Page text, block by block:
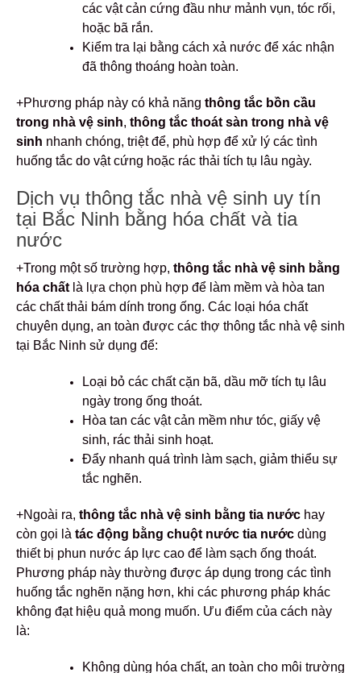
các vật cản cứng đầu như mảnh vụn, tóc rối,
hoặc bã rắn.
Kiểm tra lại bằng cách xả nước để xác nhận
đã thông thoáng hoàn toàn.
+Phương pháp này có khả năng thông tắc bồn cầu
trong nhà vệ sinh, thông tắc thoát sàn trong nhà vệ
sinh nhanh chóng, triệt để, phù hợp để xử lý các tình
huống tắc do vật cứng hoặc rác thải tích tụ lâu ngày.
Dịch vụ thông tắc nhà vệ sinh uy tín
tại Bắc Ninh bằng hóa chất và tia
nước
+Trong một số trường hợp, thông tắc nhà vệ sinh bằng
hóa chất là lựa chọn phù hợp để làm mềm và hòa tan
các chất thải bám dính trong ống. Các loại hóa chất
chuyên dụng, an toàn được các thợ thông tắc nhà vệ sinh
tại Bắc Ninh sử dụng để:
Loại bỏ các chất cặn bã, dầu mỡ tích tụ lâu
ngày trong ống thoát.
Hòa tan các vật cản mềm như tóc, giấy vệ
sinh, rác thải sinh hoạt.
Đẩy nhanh quá trình làm sạch, giảm thiểu sự
tắc nghẽn.
+Ngoài ra, thông tắc nhà vệ sinh bằng tia nước hay
còn gọi là tác động bằng chuột nước tia nước dùng
thiết bị phun nước áp lực cao để làm sạch ống thoát.
Phương pháp này thường được áp dụng trong các tình
huống tắc nghẽn nặng hơn, khi các phương pháp khác
không đạt hiệu quả mong muốn. Ưu điểm của cách này
là:
Không dùng hóa chất, an toàn cho môi trường